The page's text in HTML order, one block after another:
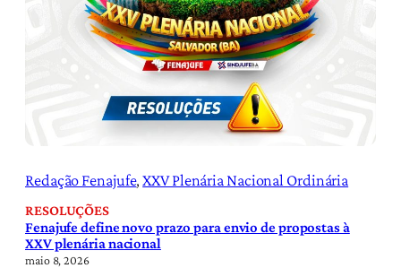
Redação Fenajufe, XXV Plenária Nacional Ordinária
RESOLUÇÕES
Fenajufe define novo prazo para envio de propostas à
XXV plenária nacional
maio 8, 2026